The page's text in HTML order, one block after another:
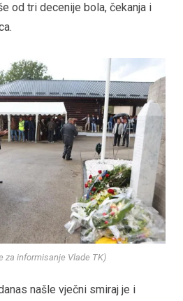
od tri decenije bola, čekanja i
za informisanje Vlade TK)
našle vječni smiraj je i